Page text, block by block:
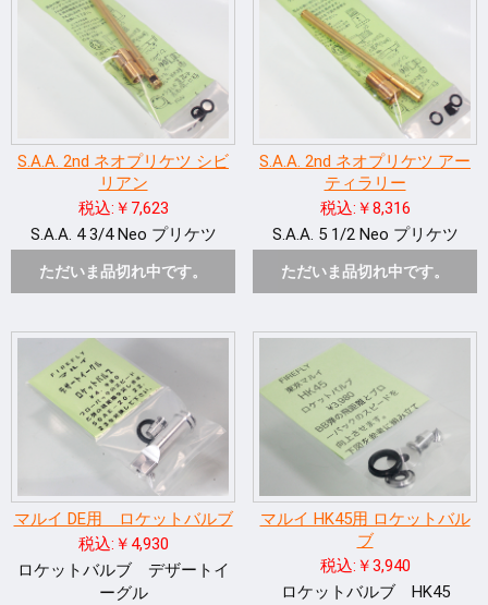
S.A.A. 2nd ネオプリケツ シビ
リアン
税込:￥7,623
S.A.A. 4 3/4 Neo プリケツ
ただいま品切れ中です。
S.A.A. 2nd ネオプリケツ アー
ティラリー
税込:￥8,316
S.A.A. 5 1/2 Neo プリケツ
ただいま品切れ中です。
マルイ DE用 ロケットバルブ
税込:￥4,930
ロケットバルブ デザートイ
ーグル
マルイ HK45用 ロケットバル
ブ
税込:￥3,940
ロケットバルブ HK45